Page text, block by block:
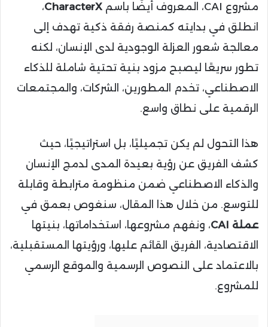
مشروع CAI، المعروف أيضًا باسم CharacterX،
انطلق في بدايته كمنصة رفقة ذكية تهدف إلى
معالجة شعور العزلة الوجودية لدى الإنسان، لكنه
تطور سريعًا ليصبح مزود بنية تحتية شاملة للذكاء
الاصطناعي، تخدم المطورين، الشركات، والمجتمعات
الرقمية على نطاق واسع.
هذا التحول لم يكن تجميليًا، بل استراتيجيًا، حيث
كشف الفريق عن رؤية بعيدة المدى لدمج الإنسان
والذكاء الاصطناعي ضمن منظومة مترابطة وقابلة
للتوسع. من خلال هذا المقال، سنغوص بعمق في
عملة CAI
، ونفهم مشروعها، استخداماتها، بنيتها
الاقتصادية، الفريق القائم عليها، ورؤيتها المستقبلية،
بالاعتماد على النصوص الرسمية والموقع الرسمي
للمشروع.